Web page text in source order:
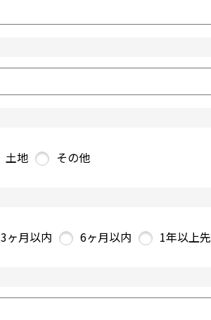
土地 その他
3ヶ月以内 6ヶ月以内 1年以上先